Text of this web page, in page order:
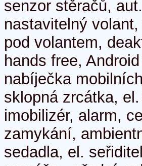
senzor stěračů,
nastavitelný
pod volantem,
hands free,
nabíječka
sklopná zrcátka,
imobilizér, alarm,
zamykání,
sedadla, el.